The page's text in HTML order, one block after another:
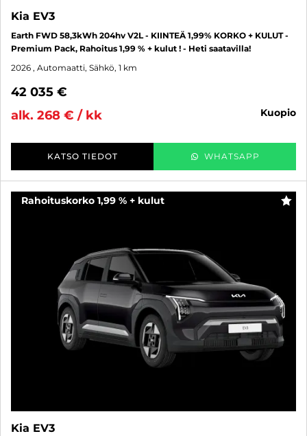
Kia EV3
Earth FWD 58,3kWh 204hv V2L - KIINTEÄ 1,99% KORKO + KULUT -
Premium Pack, Rahoitus 1,99 % + kulut ! - Heti saatavilla!
2026 , Automaatti, Sähkö, 1 km
42 035 €
alk. 268 € / kk
kuopio
KATSO TIEDOT WHATSAPP
Rahoituskorko 1,99 % + kulut
Kia EV3